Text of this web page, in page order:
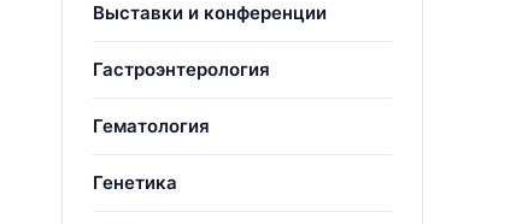
Выставки и конференции
Гастроэнтерология
Гематология
Генетика